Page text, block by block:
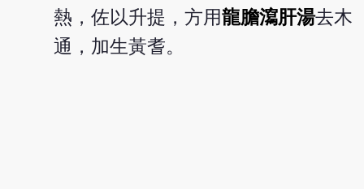
熱，佐以升提，方用龍膽瀉肝湯去木
通，加生黃耆。